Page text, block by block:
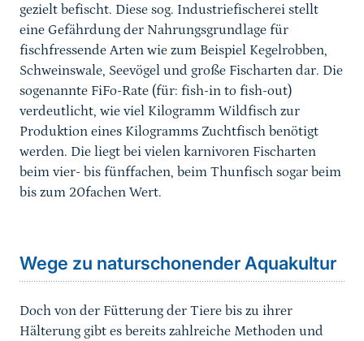
gezielt befischt. Diese sog. Industriefischerei stellt
eine Gefährdung der Nahrungsgrundlage für
fischfressende Arten wie zum Beispiel Kegelrobben,
Schweinswale, Seevögel und große Fischarten dar. Die
sogenannte FiFo-Rate (für: fish-in to fish-out)
verdeutlicht, wie viel Kilogramm Wildfisch zur
Produktion eines Kilogramms Zuchtfisch benötigt
werden. Die liegt bei vielen karnivoren Fischarten
beim vier- bis fünffachen, beim Thunfisch sogar beim
bis zum 20fachen Wert.
Wege zu naturschonender Aquakultur
Doch von der Fütterung der Tiere bis zu ihrer
Hälterung gibt es bereits zahlreiche Methoden und